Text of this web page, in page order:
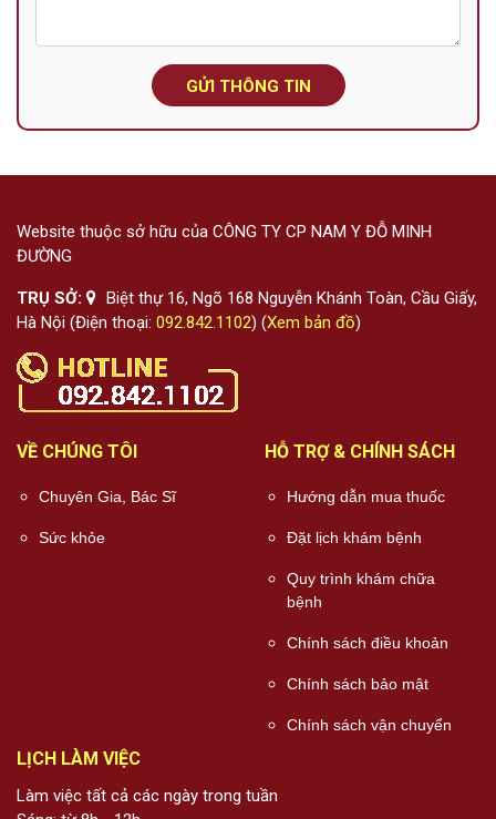
GỬI THÔNG TIN
Website thuộc sở hữu của CÔNG TY CP NAM Y ĐỖ MINH
ĐƯỜNG
TRỤ SỞ:
Biệt thự 16, Ngõ 168 Nguyễn Khánh Toàn, Cầu Giấy,
Hà Nội (Điện thoại: 092.842.1102) (Xem bản đồ)
VỀ CHÚNG TÔI
Chuyên Gia, Bác Sĩ
Sức khỏe
HỖ TRỢ & CHÍNH SÁCH
Hướng dẫn mua thuốc
Đặt lịch khám bệnh
Quy trình khám chữa
bệnh
Chính sách điều khoản
Chính sách bảo mật
Chính sách vận chuyển
LỊCH LÀM VIỆC
Làm việc tất cả các ngày trong tuần